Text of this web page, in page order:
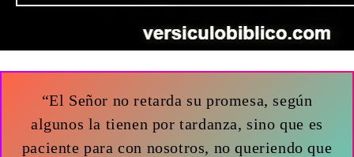
“El Señor no retarda su promesa, según
algunos la tienen por tardanza, sino que es
paciente para con nosotros, no queriendo que